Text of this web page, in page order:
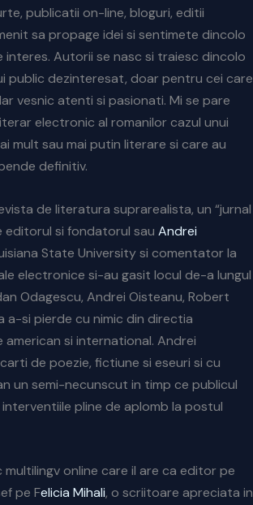
publicatii on-line, bloguri, editii
sa propage idei si sentimete dincolo
Autorii se nasc si traiesc dincolo
public dezinteresat, doar pentru cei care
vesnic atenti si pasionati. Mi se pare
electronic al romanilor cazul unui
mult sau mai putin literare si care au
definitiv.
de literatura suprarealista, un “jurnal
editorul si fondatorul sau Andrei
State University si comentator la
electronice si-au gasit locul de-a lungul
Odagescu, Andrei Oisteanu, Robert
a-si pierde cu nimic din directia
si international. Andrei
de poezie, fictiune si eseuri si cu
un semi-necunscut in timp ce publicul
pline de aplomb la postul
online care il are ca editor pe
pe Felicia Mihali, o scriitoare apreciata in